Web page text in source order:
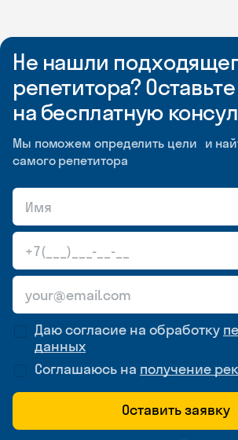
Не нашли
репетитора?
на бесплатную
Мы поможем определить цели и
самого репетитора
Даю согласие на обработку
данных
Соглашаюсь на получение
Оставить заявку